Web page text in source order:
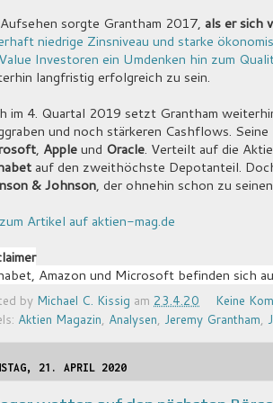
sorgte Grantham 2017, als er sich
niedrige Zinsniveau und starke
Investoren ein Umdenken hin zum
langfristig erfolgreich zu sein.
im 4. Quartal 2019 setzt Grantham
und noch stärkeren Cashflows.
, Appleund Oracle. Verteilt auf die
auf den zweithöchste Depotanteil.
& Johnson, der ohnehin schon zu
zum Artikel auf aktien-mag.de
Amazon und Microsoft befinden sich
by Michael C. Kissig am 23.4.20
Keine
Aktien Magazin, Analysen, Jeremy Grantham,
21. APRIL 2020